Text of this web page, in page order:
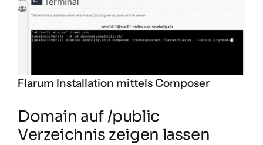
Flarum Installation mittels Composer
Domain auf /public
Verzeichnis zeigen lassen